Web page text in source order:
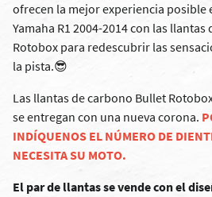
ofrecen la mejor experiencia posible
Yamaha R1 2004-2014 con las
Rotobox para redescubrir las
la pista.😎
Las llantas de carbono Bullet
se entregan con una nueva corona.
INDÍQUENOS EL NÚMERO DE
NECESITA SU MOTO.
El par de llantas se vende con el